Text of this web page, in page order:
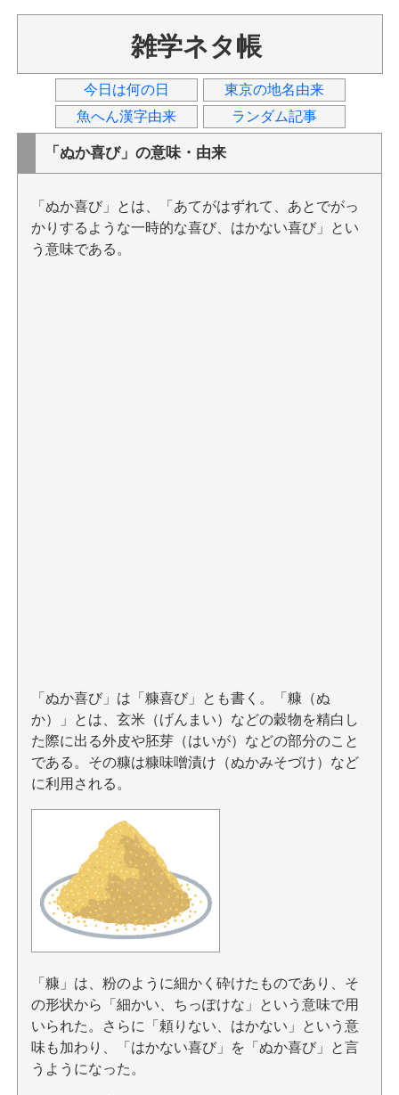
雑学ネタ帳
今日は何の日
東京の地名由来
魚へん漢字由来
ランダム記事
「ぬか喜び」の意味・由来
「ぬか喜び」とは、「あてがはずれて、あとでがっ
かりするような一時的な喜び、はかない喜び」とい
う意味である。
「ぬか喜び」は「糠喜び」とも書く。「糠（ぬ
か）」とは、玄米（げんまい）などの穀物を精白し
た際に出る外皮や胚芽（はいが）などの部分のこと
である。その糠は糠味噌漬け（ぬかみそづけ）など
に利用される。
「糠」は、粉のように細かく砕けたものであり、そ
の形状から「細かい、ちっぽけな」という意味で用
いられた。さらに「頼りない、はかない」という意
味も加わり、「はかない喜び」を「ぬか喜び」と言
うようになった。